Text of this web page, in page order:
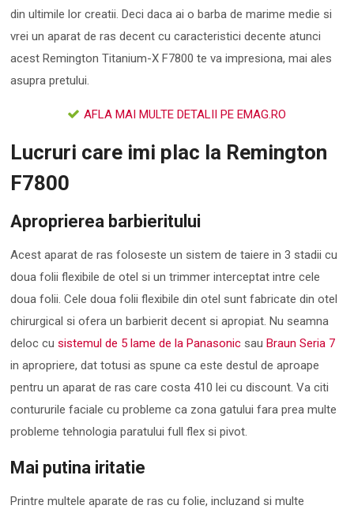
din ultimile lor creatii. Deci daca ai o barba de marime medie si
vrei un aparat de ras decent cu caracteristici decente atunci
acest Remington Titanium-X F7800 te va impresiona, mai ales
asupra pretului.
AFLA MAI MULTE DETALII PE EMAG.RO
Lucruri care imi plac la Remington
F7800
Aproprierea barbieritului
Acest aparat de ras foloseste un sistem de taiere in 3 stadii cu
doua folii flexibile de otel si un trimmer interceptat intre cele
doua folii. Cele doua folii flexibile din otel sunt fabricate din otel
chirurgical si ofera un barbierit decent si apropiat. Nu seamna
deloc cusistemul de 5 lame de la Panasonic sauBraun Seria 7
in apropriere, dat totusi as spune ca este destul de aproape
pentru un aparat de ras care costa 410 lei cu discount. Va citi
contururile faciale cu probleme ca zona gatului fara prea multe
probleme tehnologia paratului full flex si pivot.
Mai putina iritatie
Printre multele aparate de ras cu folie, incluzand si multe